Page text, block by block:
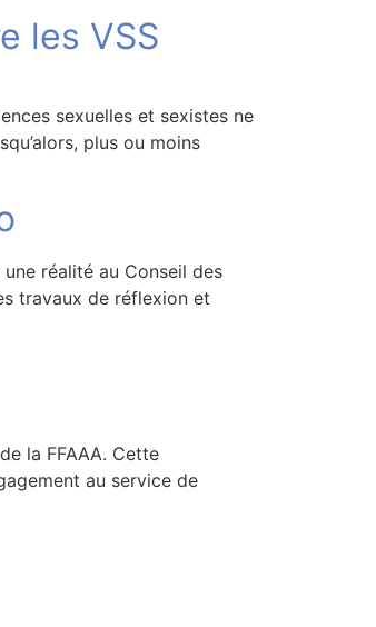
les VSS
sexuelles et sexistes ne
plus ou moins
réalité au Conseil des
travaux de réflexion et
la FFAAA. Cette
au service de